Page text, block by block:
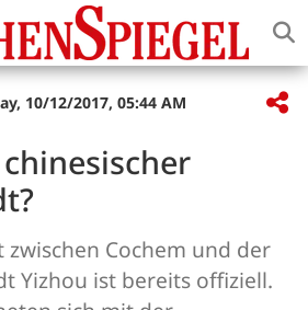
10/12/2017, 05:44 AM
zwischen Cochem und der
Yizhou ist bereits offiziell.